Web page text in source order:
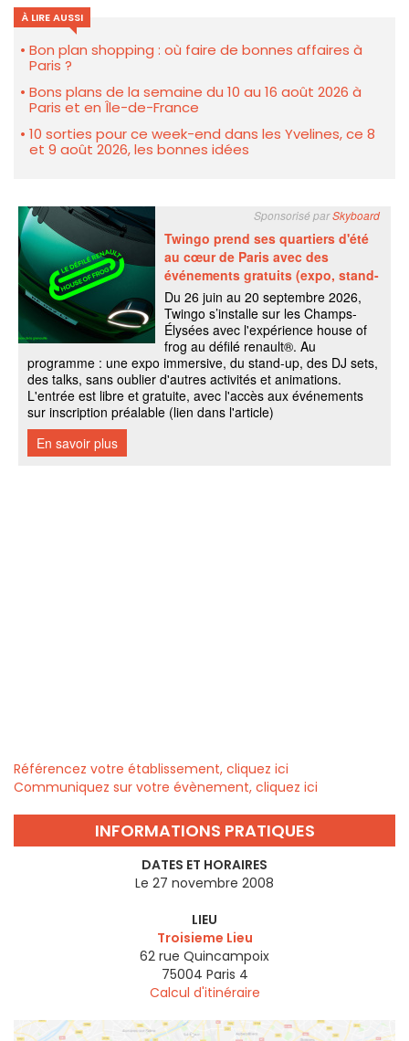
À LIRE AUSSI
Bon plan shopping : où faire de bonnes affaires à
Paris ?
Bons plans de la semaine du 10 au 16 août 2026 à
Paris et en Île-de-France
10 sorties pour ce week-end dans les Yvelines, ce 8
et 9 août 2026, les bonnes idées
Référencez votre établissement, cliquez ici
Communiquez sur votre évènement, cliquez ici
INFORMATIONS PRATIQUES
DATES ET HORAIRES
Le 27 novembre 2008
LIEU
Troisieme Lieu
62 rue Quincampoix
75004 Paris 4
Calcul d'itinéraire